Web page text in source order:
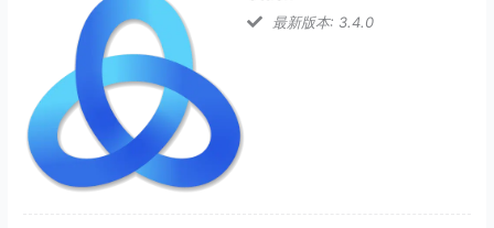
最新版本: 3.4.0